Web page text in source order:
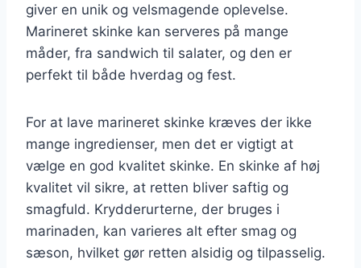
giver en unik og velsmagende oplevelse.
Marineret skinke kan serveres på mange
måder, fra sandwich til salater, og den er
perfekt til både hverdag og fest.
For at lave marineret skinke kræves der ikke
mange ingredienser, men det er vigtigt at
vælge en god kvalitet skinke. En skinke af høj
kvalitet vil sikre, at retten bliver saftig og
smagfuld. Krydderurterne, der bruges i
marinaden, kan varieres alt efter smag og
sæson, hvilket gør retten alsidig og tilpasselig.